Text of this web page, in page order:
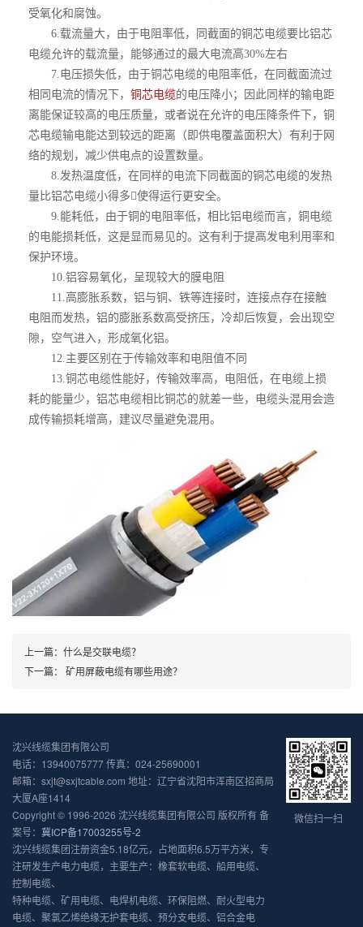
受氧化和腐蚀。
6.载流量大，由于电阻率低，同截面的铜芯电缆要比铝芯
电缆允许的载流量，能够通过的最大电流高30%左右
7.电压损失低，由于铜芯电缆的电阻率低，在同截面流过
相同电流的情况下， 铜芯电缆的电压降小；因此同样的输电距
离能保证较高的电压质量，或者说在允许的电压降条件下，铜
芯电缆输电能达到较远的距离（即供电覆盖面积大）有利于网
络的规划，减少供电点的设置数量。
8.发热温度低，在同样的电流下同截面的铜芯电缆的发热
量比铝芯电缆小得多使得运行更安全。
9.能耗低，由于铜的电阻率低，相比铝电缆而言，铜电缆
的电能损耗低，这是显而易见的。这有利于提高发电利用率和
保护环境。
10.铝容易氧化，呈现较大的膜电阻
11.高膨胀系数，铝与铜、铁等连接时，连接点存在接触
电阻而发热，铝的膨胀系数高受挤压，冷却后恢复，会出现空
隙，空气进入，形成氧化铝。
12.主要区别在于传输效率和电阻值不同
13.铜芯电缆性能好，传输效率高，电阻低，在电缆上损
耗的能量少，铝芯电缆相比铜芯的就差一些，电缆头混用会造
成传输损耗增高，建议尽量避免混用。
上一篇： 什么是交联电缆？
下一篇：
矿用屏蔽电缆有哪些用途？
微信扫一扫
沈兴线缆集团有限公司
电话：13940075777 传真：024-25690001
邮箱：sxjt@sxjtcable.com 地址：辽宁省沈阳市浑南区招商局
大厦A座1414
Copyright © 1996-2026 沈兴线缆集团有限公司 版权所有 备
案号： 冀ICP备17003255号-2
沈兴线缆集团注册资金5.18亿元，占地面积6.5万平方米，专
注研发生产电力电缆，主要生产：橡套软电缆、船用电缆、
控制电缆、
特种电缆、矿用电缆、电焊机电缆、环保阻燃、耐火型电力
电缆、聚氯乙烯绝缘无护套电缆、预分支电缆、铝合金电